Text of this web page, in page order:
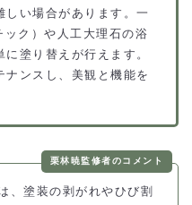
しい場合があります。一
ック）や人工大理石の浴
塗り替えが行えます。
ナンスし、美観と機能を
栗林暁監修者のコメント
、塗装の剥がれやひび割